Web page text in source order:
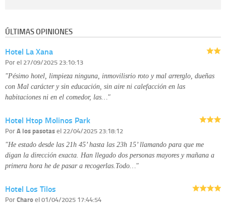
Derechos:tiene derecho a saber qué información tenemos sobre usted,
disponible en nuestra página web.
Información complementaria:
ÚLTIMAS OPINIONES
Hotel La Xana
Porel 27/09/2025 23:10:13
"Pésimo hotel, limpieza ninguna, inmovilisrio roto y mal arrerglo, dueñas
con Mal carácter y sin educación, sin aire ni calefacción en las
habitaciones ni en el comedor, las…"
Hotel Htop Molinos Park
PorA los pasotasel 22/04/2025 23:18:12
"He estado desde las 21h 45’ hasta las 23h 15’ llamando para que me
digan la dirección exacta. Han llegado dos personas mayores y mañana a
primera hora he de pasar a recogerlas.Todo…"
Hotel Los Tilos
PorCharoel 01/04/2025 17:44:54